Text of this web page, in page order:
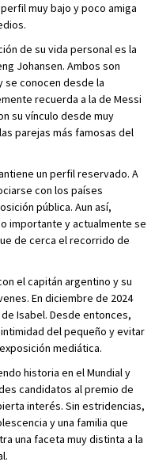
muy bajo y poco amiga
de su vida personal es la
Johansen. Ambos son
se conocen desde la
recuerda a la de Messi
su vínculo desde muy
parejas más famosas del
un perfil reservado. A
con los países
pública. Aun así,
importante y actualmente se
de cerca el recorrido de
el capitán argentino y su
En diciembre de 2024
Isabel. Desde entonces,
del pequeño y evitar
mediática.
historia en el Mundial y
candidatos al premio de
interés. Sin estridencias,
y una familia que
una faceta muy distinta a la